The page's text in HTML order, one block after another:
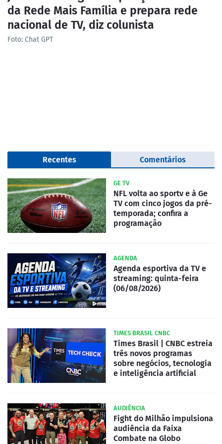
da Rede Mais Família e prepara rede
nacional de TV, diz colunista
Foto: Chat GPT
Recentes Comentários
GE TV
NFL volta ao sportv e à Ge
TV com cinco jogos da pré-
temporada; confira a
programação
AGENDA
Agenda esportiva da TV e
streaming: quinta-feira
(06/08/2026)
TIMES BRASIL CNBC
Times Brasil | CNBC estreia
três novos programas
sobre negócios, tecnologia
e inteligência artificial
AUDIÊNCIA
Fight do Milhão impulsiona
audiência da Faixa
Combate na Globo